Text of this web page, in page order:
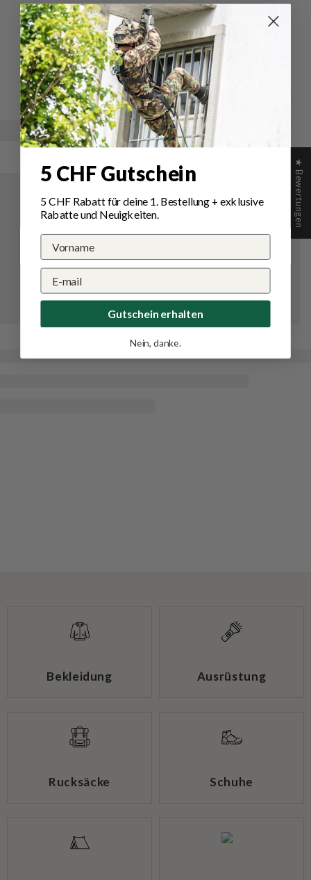
Bewertungen für Mil-Tec
Molle Beinadapter
Schreiben Sie die erste Bewertung
Bekleidung Ausrüstung
Rucksäcke Schuhe
★ Bewertungen
5 CHF Gutschein
5 CHF Rabatt für deine 1. Bestellung+ exklusive
Rabatte und Neuigkeiten.
Gutschein erhalten
Nein, danke.